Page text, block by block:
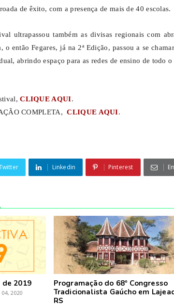
de êxito, com a presença de mais de 40 escolas.
ultrapassou também as divisas regionais com
então Fegares, já na 2ª Edição, passou a se
abrindo espaço para as redes de ensino de todo o
CLIQUE AQUI.
COMPLETA,CLIQUE AQUI.
Linkedin Pinterest
2019
2020
Programação do 68º Congresso
Tradicionalista Gaúcho em
RS